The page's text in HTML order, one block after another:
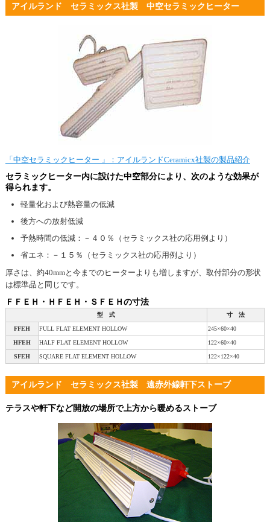
アイルランド セラミックス社製 中空セラミックヒーター
「中空セラミックヒーター 」：アイルランドCeramicx社製の製品紹介
セラミックヒーター内に設けた中空部分により、次のような効果が
得られます。
軽量化および熱容量の低減
後方への放射低減
予熱時間の低減：－４０％（セラミックス社の応用例より）
省エネ：－１５％（セラミックス社の応用例より）
厚さは、約40mmと今までのヒーターよりも増しますが、取付部分の形状
は標準品と同じです。
ＦＦＥＨ・ＨＦＥＨ・ＳＦＥＨの寸法
型 式 寸 法
FFEH FULL FLAT ELEMENT HOLLOW 245×60×40
HFEH HALF FLAT ELEMENT HOLLOW 122×60×40
SFEH SQUARE FLAT ELEMENT HOLLOW 122×122×40
アイルランド セラミックス社製 遠赤外線軒下ストーブ
テラスや軒下など開放の場所で上方から暖めるストーブ